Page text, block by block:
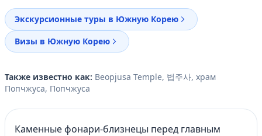
Экскурсионные туры в Южную Корею
Визы в Южную Корею
Также известно как: Beopjusa Temple, 법주사, храм
Попчжуса, Попчжуса
Каменные фонари-близнецы перед главным